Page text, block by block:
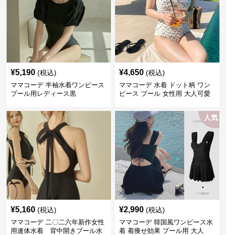
¥5,190 (税込)
ママコーデ 半袖水着ワンピース
プール用レディース黒
¥4,650 (税込)
ママコーデ 水着 ドット柄 ワン
ピース プール 女性用 大人可愛
¥5,160 (税込)
ママコーデ 二〇二六年新作女性
用連体水着 背中開きプール水
人気
¥2,990 (税込)
ママコーデ 韓国風ワンピース水
着 着痩せ効果 プール用 大人